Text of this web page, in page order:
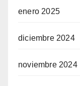
enero 2025
diciembre 2024
noviembre 2024